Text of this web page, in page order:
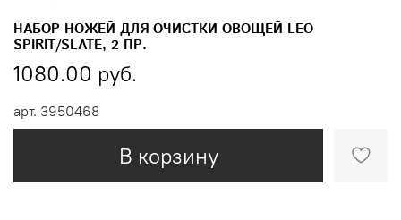
арт. 3950468
НАБОР НОЖЕЙ ДЛЯ ОЧИСТКИ ОВОЩЕЙ LEO
SPIRIT/SLATE, 2 ПР.
1080.00 руб.
В корзину